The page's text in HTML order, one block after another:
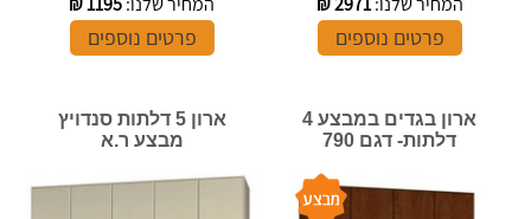
פרטים נוספים פרטים נוספים
ארון בגדים במבצע 4
דלתות- דגם 790
ארון 5 דלתות סנדויץ
מבצע ר.א